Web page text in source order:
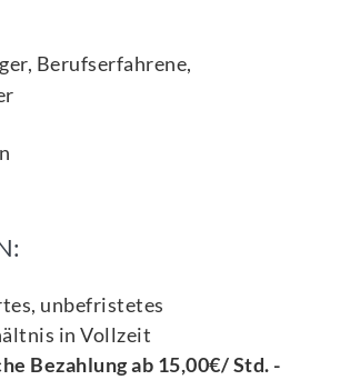
Berufserfahrene,
unbefristetes
in Vollzeit
Bezahlung ab 15,00€/ Std. -